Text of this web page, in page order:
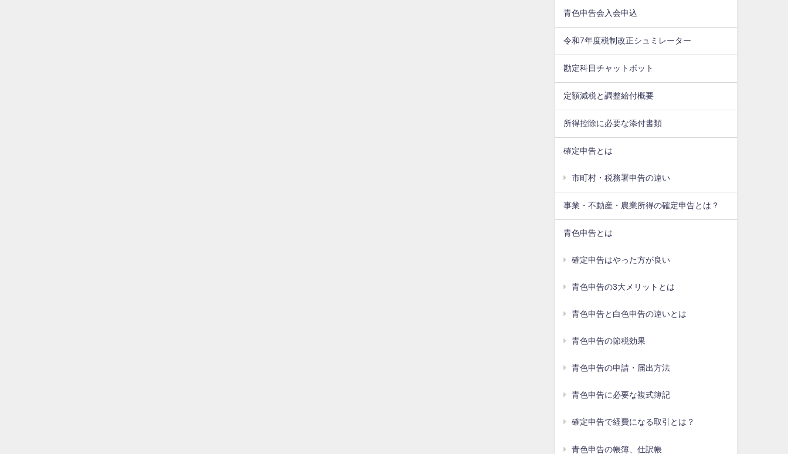
青色申告会入会申込
令和7年度税制改正シュミレーター
勘定科目チャットボット
定額減税と調整給付概要
所得控除に必要な添付書類
確定申告とは
市町村・税務署申告の違い
事業・不動産・農業所得の確定申告とは？
青色申告とは
確定申告はやった方が良い
青色申告の3大メリットとは
青色申告と白色申告の違いとは
青色申告の節税効果
青色申告の申請・届出方法
青色申告に必要な複式簿記
確定申告で経費になる取引とは？
青色申告の帳簿、仕訳帳